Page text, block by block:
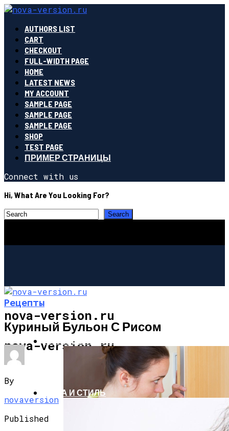
AUTHORS LIST
CART
CHECKOUT
FULL-WIDTH PAGE
HOME
LATEST NEWS
MY ACCOUNT
SAMPLE PAGE
SAMPLE PAGE
SAMPLE PAGE
SHOP
TEST PAGE
ПРИМЕР СТРАНИЦЫ
Connect with us
Hi, What Are You Looking For?
nova-version.ru
nova-version.ru
ИНТЕРЕСНОЕ И ПОЗНАВАТЕЛЬНОЕ
МОДА И СТИЛЬ
Рецепты
Куриный Бульон С Рисом
By
novaversion
Published